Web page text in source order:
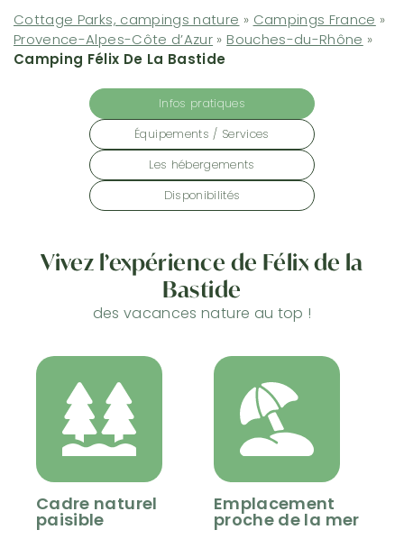
Cottage Parks, campings nature » Campings France »
Provence-Alpes-Côte d’Azur » Bouches-du-Rhône »
Camping Félix De La Bastide
Infos pratiques
Équipements / Services
Les hébergements
Disponibilités
Vivez l’expérience de Félix de la
Bastide
des vacances nature au top !
Cadre naturel
paisible
Emplacement
proche de la mer